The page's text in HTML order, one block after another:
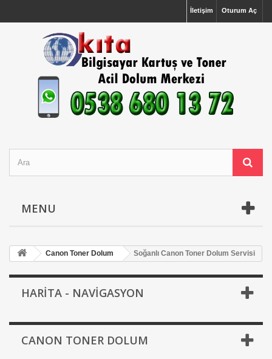
Oturum Aç
İletişim
MENU
Canon Toner Dolum Soğanlı Canon Toner Dolum Servisi
HARİTA - NAVİGASYON
CANON TONER DOLUM